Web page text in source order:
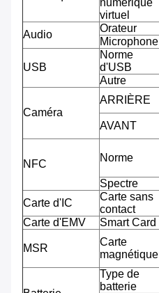
numérique
virtuel
Audio
Orateur
Microphone
USB
Norme
d'USB
Autre
Caméra
ARRIÈRE
AVANT
NFC
Norme
Spectre
Carte d'IC
Carte sans
contact
Carte d'EMV
Smart Card
MSR
Carte
magnétique
Type de
batterie